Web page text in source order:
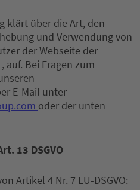
klärt über die Art, den
und Verwendung von
der Webseite der
auf. Bei Fragen zum
E-Mail unter
oder der unten
13 DSGVO
Artikel 4 Nr. 7 EU-DSGVO: